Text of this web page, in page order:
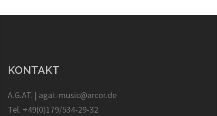
KONTAKT
A.G.AT. | agat-music@arcor.de
Tel. +49(0)179/534-29-32